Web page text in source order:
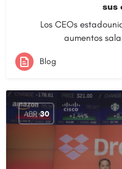
sus
Los CEOs
aumentos
Blog
ABR 30